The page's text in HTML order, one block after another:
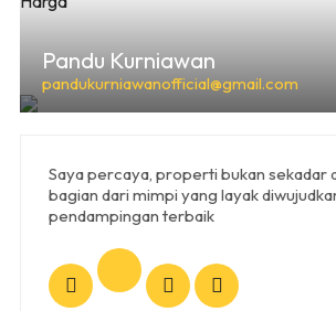
Pandu Kurniawan
pandukurniawanofficial@gmail.com
Saya percaya, properti bukan sekadar
bagian dari mimpi yang layak
pendampingan terbaik